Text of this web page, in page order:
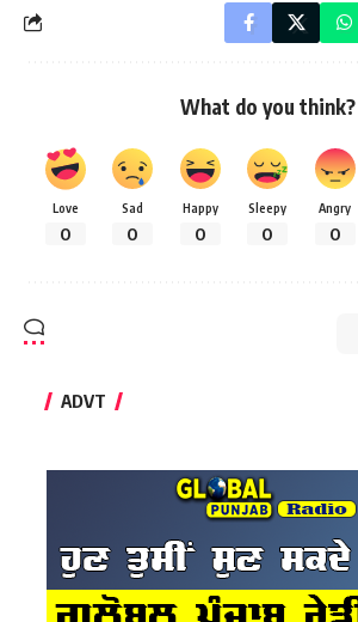
What do you think?
Love
0
Sad
0
Happy
0
Sleepy
0
Angry
0
ADVT